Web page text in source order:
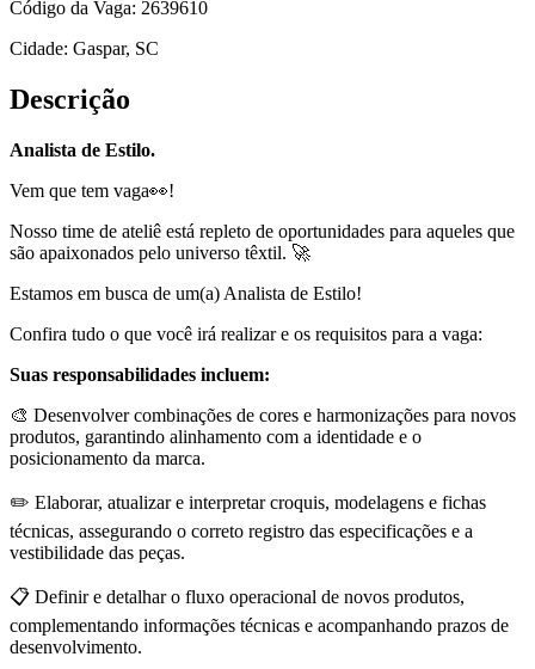
Código da Vaga: 2639610
Cidade: Gaspar, SC
Descrição
Analista de Estilo.
Vem que tem vaga👀!
Nosso time de ateliê está repleto de oportunidades para aqueles que
são apaixonados pelo universo têxtil. 🚀
Estamos em busca de um(a) Analista de Estilo!
Confira tudo o que você irá realizar e os requisitos para a vaga:
Suas responsabilidades incluem:
🎨 Desenvolver combinações de cores e harmonizações para novos
produtos, garantindo alinhamento com a identidade e o
posicionamento da marca.
✏️ Elaborar, atualizar e interpretar croquis, modelagens e fichas
técnicas, assegurando o correto registro das especificações e a
vestibilidade das peças.
📋 Definir e detalhar o fluxo operacional de novos produtos,
complementando informações técnicas e acompanhando prazos de
desenvolvimento.